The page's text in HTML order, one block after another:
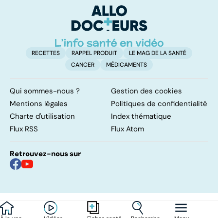
solution ?
RECETTES RAPPEL PRODUIT
LE MAG DE LA SANTÉ
CANCER
MÉDICAMENTS
Qui sommes-nous ?
Gestion des cookies
Mentions légales
Politiques de confidentialité
Charte d'utilisation
Index thématique
Flux RSS
Flux Atom
Retrouvez-nous sur